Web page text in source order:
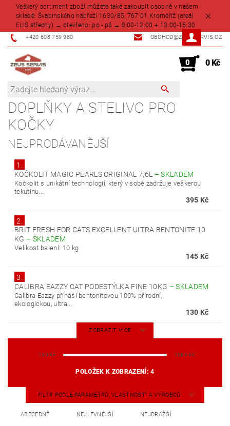
Veškerý sortiment zboží můžete také zakoupit osobně v našem
skladě: Švabinského nábřeží 1630/85, 767 01 Kroměříž (areál
ELIS střechy) → otevřeno: po - pá → 8:00-12:00 + 13:00-15:30
+420 608 759 980 OBCHOD@ZEUSSERVIS.CZ
0 0 Kč
DOPLŇKY A STELIVO PRO
KOČKY
NEJPRODÁVANĚJŠÍ
1.
KOČKOLIT MAGIC PEARLS ORIGINAL 7,6L –SKLADEM
Kočkolit s unikátní technologií, který v sobě zadržuje veškerou
tekutinu...
395 Kč
2.
BRIT FRESH FOR CATS EXCELLENT ULTRA BENTONITE 10
KG – SKLADEM
Velikost balení: 10 kg
145 Kč
3.
CALIBRA EAZZY CAT PODESTÝLKA FINE 10KG –SKLADEM
Calibra Eazzy přináší bentonitovou 100% přírodní,
ekologickou, ultra...
130 Kč
ZOBRAZIT VÍCE
130 Kč 1085 Kč
POLOŽEK K ZOBRAZENÍ:4
FILTR PODLE PARAMETRŮ, VLASTNOSTÍ A VÝROBCŮ
ABECEDNĚ NEJLEVNĚJŠÍ NEJDRAŽŠÍ